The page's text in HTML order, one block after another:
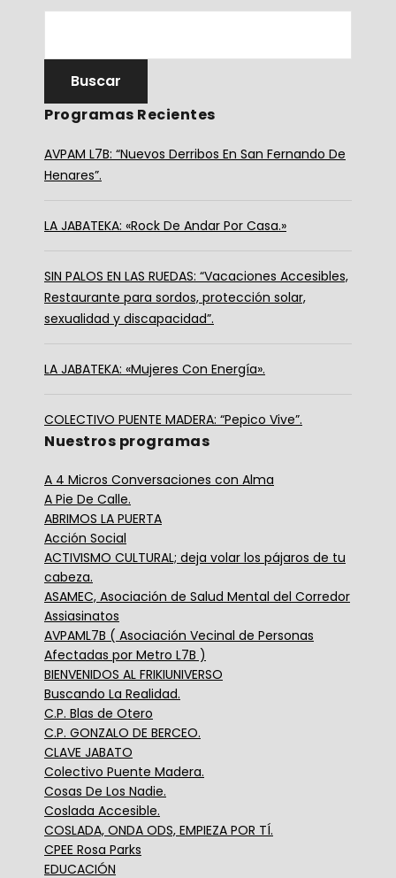
Programas Recientes
AVPAM L7B: “Nuevos Derribos En San Fernando De
Henares”.
LA JABATEKA: «Rock De Andar Por Casa.»
SIN PALOS EN LAS RUEDAS: “Vacaciones Accesibles,
Restaurante para sordos, protección solar,
sexualidad y discapacidad”.
LA JABATEKA: «Mujeres Con Energía».
COLECTIVO PUENTE MADERA: “Pepico Vive”.
Nuestros programas
A 4 Micros Conversaciones con Alma
A Pie De Calle.
ABRIMOS LA PUERTA
Acción Social
ACTIVISMO CULTURAL; deja volar los pájaros de tu
cabeza.
ASAMEC, Asociación de Salud Mental del Corredor
Assiasinatos
AVPAML7B ( Asociación Vecinal de Personas
Afectadas por Metro L7B )
BIENVENIDOS AL FRIKIUNIVERSO
Buscando La Realidad.
C.P. Blas de Otero
C.P. GONZALO DE BERCEO.
CLAVE JABATO
Colectivo Puente Madera.
Cosas De Los Nadie.
Coslada Accesible.
COSLADA, ONDA ODS, EMPIEZA POR TÍ.
CPEE Rosa Parks
EDUCACIÓN